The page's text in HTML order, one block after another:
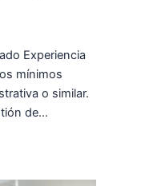
Experiencia
mínimos
o similar.
de…